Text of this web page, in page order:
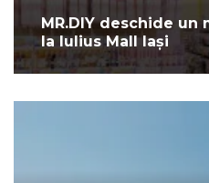
MR.DIY deschide un
la Iulius Mall Iași